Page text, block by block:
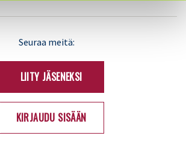
Seuraa meitä:
LIITY JÄSENEKSI
KIRJAUDU SISÄÄN